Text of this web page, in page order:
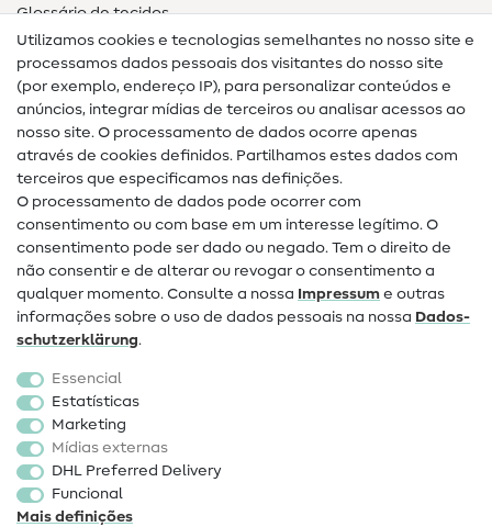
Glossário de tecidos
Guias de costura
Ajuda e contacto
Contacto
Mudança de proprietário
Perguntas frequentes (FAQ)
Direito de cancelamento
Popular
Tecidos
Acessórios de costura
Promoção
Utilizamos cookies e tecnologias semelhantes no nosso site e
processamos dados pessoais dos visitantes do nosso site
(por exemplo, endereço IP), para personalizar conteúdos e
anúncios, integrar mídias de terceiros ou analisar acessos ao
nosso site. O processamento de dados ocorre apenas
através de cookies definidos. Partilhamos estes dados com
terceiros que especificamos nas definições.
O processamento de dados pode ocorrer com
consentimento ou com base em um interesse legítimo. O
consentimento pode ser dado ou negado. Tem o direito de
não consentir e de alterar ou revogar o consentimento a
qualquer momento. Consulte a nossa Impressum e outras
informações sobre o uso de dados pessoais na nossa Dados­
schutz­erklärung.
Essencial
Estatísticas
Marketing
Mídias externas
DHL Preferred Delivery
Funcional
Mais definições